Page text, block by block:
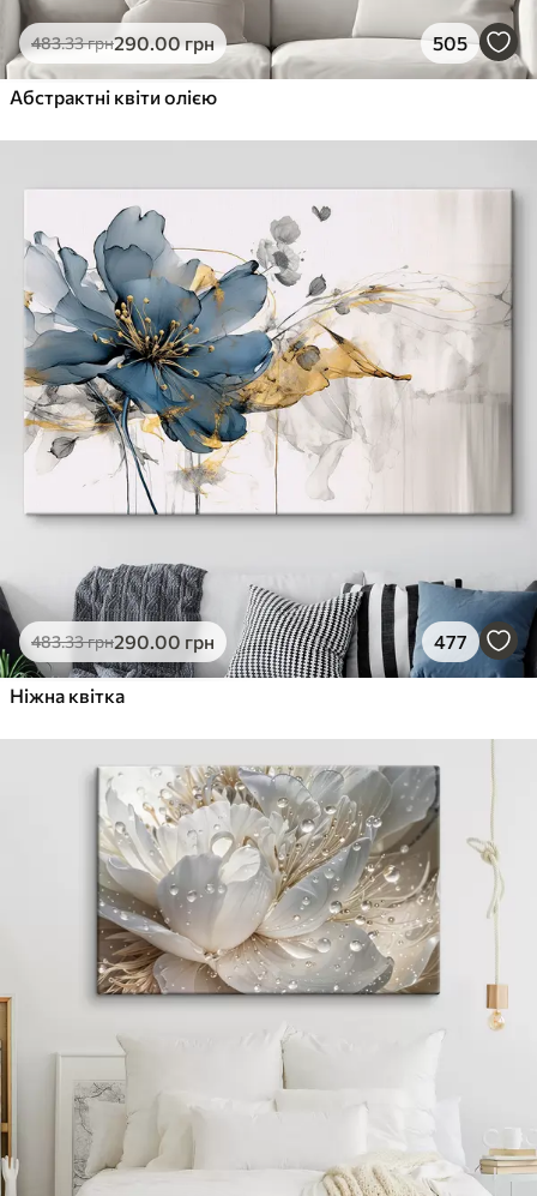
483.33грн290.00грн 505
Абстрактні квіти олією
483.33грн290.00 грн 477
Ніжна квітка